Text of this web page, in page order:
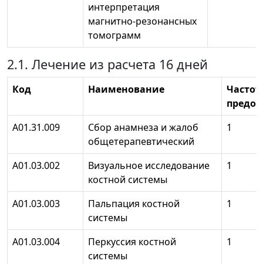
интерпретация
магнитно-резонансных
томограмм
2.1. Лечение из расчета 16 дней
Код Наименование
А01.31.009
Сбор анамнеза и жалоб
общетерапевтический
1
А01.03.002
Визуальное исследование
костной системы
1
А01.03.003
Пальпация костной
системы
1
А01.03.004
Перкуссия костной
системы
1